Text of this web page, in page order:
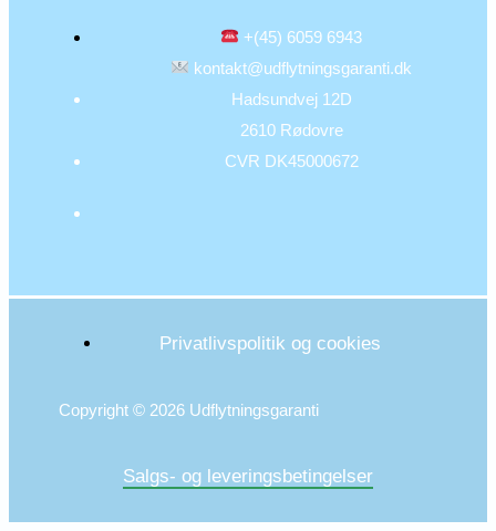
+(45) 6059 6943
kontakt@udflytningsgaranti.dk
Hadsundvej 12D
2610 Rødovre
CVR DK45000672
Privatlivspolitik og cookies
Copyright © 2026 Udflytningsgaranti
Salgs- og leveringsbetingelser